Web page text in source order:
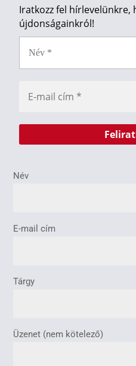
Iratkozz fel hírlevelünkre,
újdonságainkról!
Név
E-mail cím
Tárgy
Üzenet (nem kötelező)